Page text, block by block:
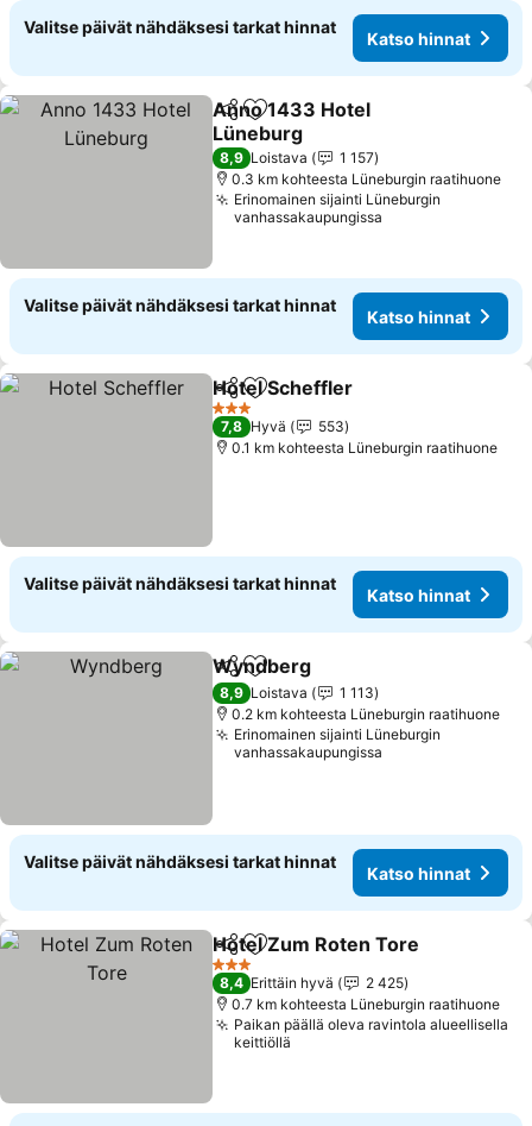
Valitse päivät nähdäksesi tarkat hinnat
Katso hinnat
Jaa Lisää suosikkeihin
Anno 1433 Hotel
Lüneburg
Katso hinnat
8,9 Loistava
1 157
0.3 km kohteesta Lüneburgin raatihuone
Erinomainen sijainti Lüneburgin
vanhassakaupungissa
Valitse päivät nähdäksesi tarkat hinnat
Katso hinnat
Jaa Lisää suosikkeihin
Hotel Scheffler
3 Tähtiluokitus
7,8 Hyvä
553
0.1 km kohteesta Lüneburgin raatihuone
Valitse päivät nähdäksesi tarkat hinnat
Katso hinnat
Jaa Lisää suosikkeihin
Wyndberg
8,9 Loistava
1 113
0.2 km kohteesta Lüneburgin raatihuone
Erinomainen sijainti Lüneburgin
vanhassakaupungissa
Valitse päivät nähdäksesi tarkat hinnat
Katso hinnat
Jaa Lisää suosikkeihin
Hotel Zum Roten Tore
3 Tähtiluokitus
8,4 Erittäin hyvä
2 425
0.7 km kohteesta Lüneburgin raatihuone
Paikan päällä oleva ravintola alueellisella
keittiöllä